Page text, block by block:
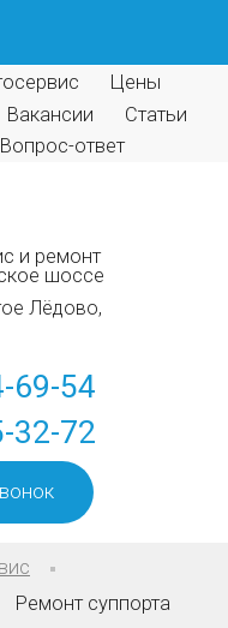
Цены
Вакансии
Статьи
Вопрос-ответ
и ремонт
шоссе
Лёдово,
69-54
32-72
Ремонт суппорта